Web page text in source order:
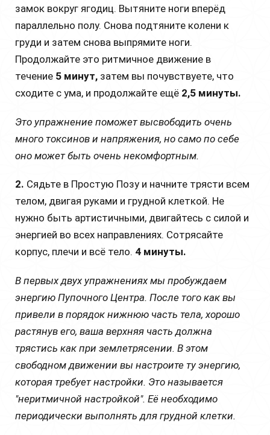
замок вокруг ягодиц. Вытяните ноги вперёд
параллельно полу. Снова подтяните колени к
груди и затем снова выпрямите ноги.
Продолжайте это ритмичное движение в
течение 5 минут, затем вы почувствуете, что
сходите с ума, и продолжайте ещё 2,5 минуты.
Это упражнение поможет высвободить очень
много токсинов и напряжения, но само по себе
оно может быть очень некомфортным.
2. Сядьте в Простую Позу и начните трясти всем
телом, двигая руками и грудной клеткой. Не
нужно быть артистичными, двигайтесь с силой и
энергией во всех направлениях. Сотрясайте
корпус, плечи и всё тело. 4 минуты.
В первых двух упражнениях мы пробуждаем
энергию Пупочного Центра. После того как вы
привели в порядок нижнюю часть тела, хорошо
растянув его, ваша верхняя часть должна
трястись как при землетрясении. В этом
свободном движении вы настроите ту энергию,
которая требует настройки. Это называется
"неритмичной настройкой". Её необходимо
периодически выполнять для грудной клетки.